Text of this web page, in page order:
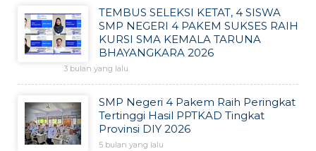
TEMBUS SELEKSI KETAT, 4 SISWA
SMP NEGERI 4 PAKEM SUKSES RAIH
KURSI SMA KEMALA TARUNA
BHAYANGKARA 2026
3 bulan yang lalu
SMP Negeri 4 Pakem Raih Peringkat
Tertinggi Hasil PPTKAD Tingkat
Provinsi DIY 2026
5 bulan yang lalu